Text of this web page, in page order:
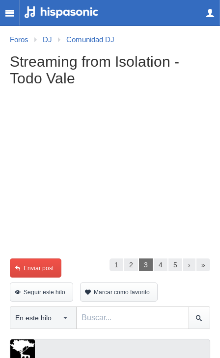
Foros DJ Comunidad DJ
Streaming from Isolation -
Todo Vale
1 2 3 4 5 › »
Enviar post
Seguir este hilo Marcar como favorito